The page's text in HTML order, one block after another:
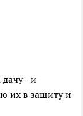
- и
их в защиту и